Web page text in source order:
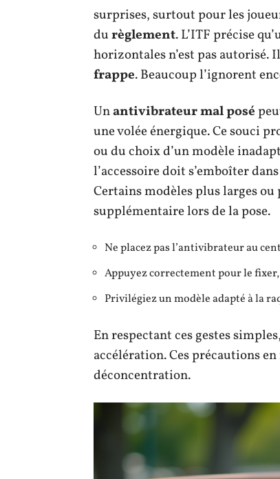
surprises, surtout pour les
durèglement. L’ITF précise
horizontales n’est pas
frappe. Beaucoup l’ignorent
Unantivibrateur mal posé
une volée énergique. Ce souci
ou du choix d’un modèle
l’accessoire doit s’emboîter
Certains modèles plus larges
supplémentaire lors de la pose.
Ne placez pas l’antivibrateur au
Appuyez correctement pour le
Privilégiez un modèle adapté à la
En respectant ces gestes
accélération. Ces précautions
déconcentration.